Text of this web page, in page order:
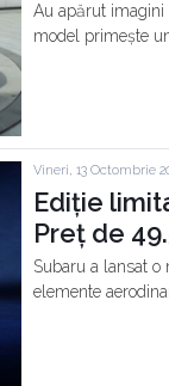
Au apărut
model primește
Vineri, 13 Octombrie
Ediție
Preț de
Subaru a lansat
elemente